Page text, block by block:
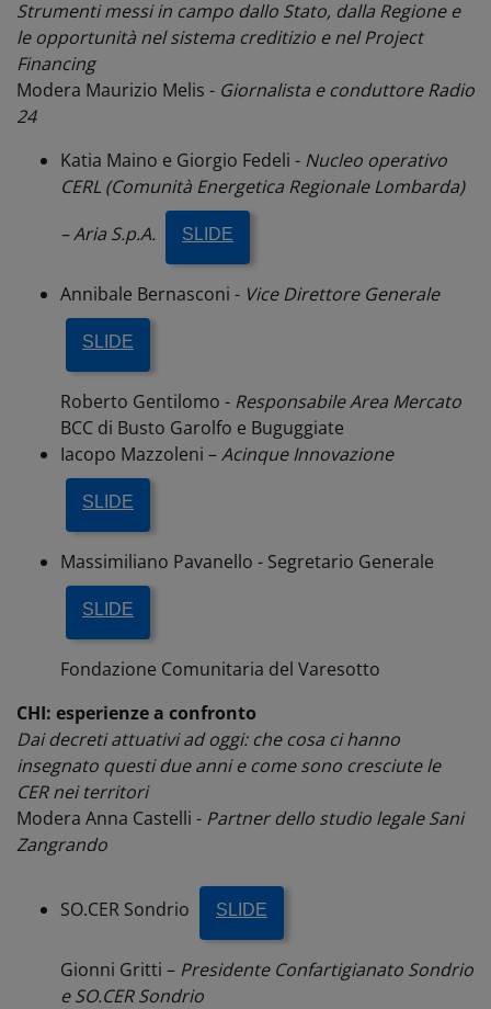
Strumenti messi in campo dallo Stato, dalla Regione e
le opportunità nel sistema creditizio e nel Project
Financing
Modera Maurizio Melis - Giornalista e conduttore Radio
24
Katia Maino e Giorgio Fedeli - Nucleo operativo
CERL (Comunità Energetica Regionale Lombarda)
– Aria S.p.A.
SLIDE
Annibale Bernasconi - Vice Direttore Generale
SLIDE
Roberto Gentilomo - Responsabile Area Mercato
BCC di Busto Garolfo e Buguggiate
Iacopo Mazzoleni –Acinque Innovazione
SLIDE
Massimiliano Pavanello - Segretario Generale
SLIDE
Fondazione Comunitaria del Varesotto
CHI: esperienze a confronto
Dai decreti attuativi ad oggi: che cosa ci hanno
insegnato questi due anni e come sono cresciute le
CER nei territori
Modera Anna Castelli - Partner dello studio legale Sani
Zangrando
SO.CER Sondrio SLIDE
Gionni Gritti – Presidente Confartigianato Sondrio
e SO.CER Sondrio